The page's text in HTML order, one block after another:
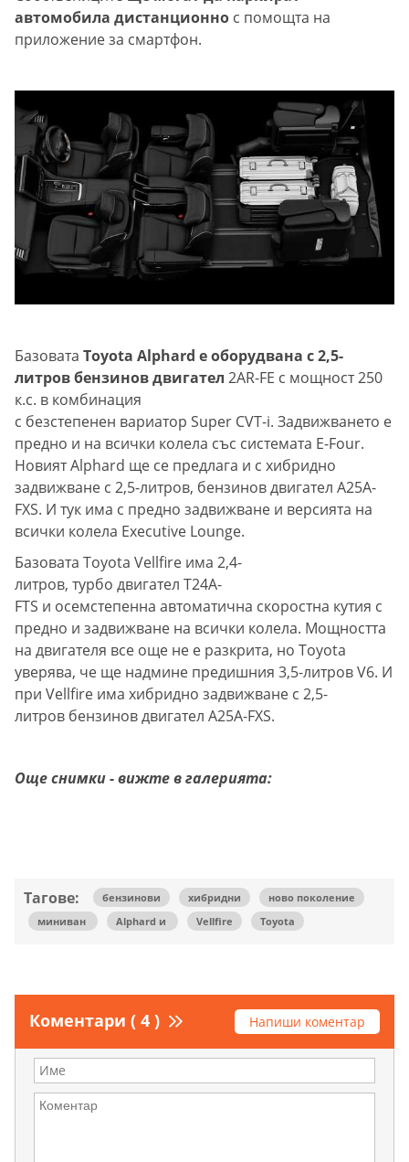
автомобила дистанционно с помощта на
приложение за смартфон.
Базовата Toyota Alphard е оборудвана с 2,5-
литров бензинов двигател 2AR-FE с мощност 250
к.с. в комбинация
с безстепенен вариатор Super CVT-i. Задвижването е
предно и на всички колела със системата E-Four.
Новият Alphard ще се предлага и с хибридно
задвижване с 2,5-литров, бензинов двигател A25A-
FXS. И тук има с предно задвижване и версията на
всички колела Executive Lounge.
Базовата Toyota Vellfire има 2,4-
литров, турбо двигател T24A-
FTS и осемстепенна автоматична скоростна кутия с
предно и задвижване на всички колела. Мощността
на двигателя все още не е разкрита, но Toyota
уверява, че ще надмине предишния 3,5-литров V6. И
при Vellfire има хибридно задвижване с 2,5-
литров бензинов двигател A25A-FXS.
Още снимки - вижте в галерията:
Тагове: бензинови хибридни
ново поколение
миниван
Alphard и Vellfire Toyota
Коментари ( 4 ) Напиши коментар